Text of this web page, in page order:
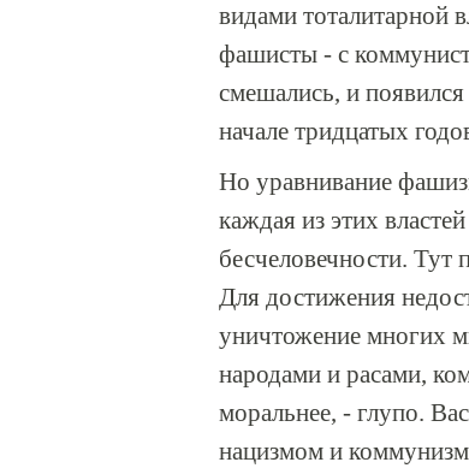
видами тоталитарной
фашисты - с
смешались, и
начале тридцатых
Но уравнивание
каждая из этих
бесчеловечности. Тут
Для достижения
уничтожение многих
народами и расами,
моральнее, - глупо.
нацизмом и